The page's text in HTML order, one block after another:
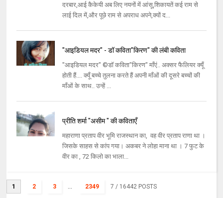
दरबार,आई कैकेयी अब लिए नयनों में आंसू,शिकायतें कई राम से
लाई दिल में,और पूछे राम से अपराध अपने,क्यों द...
"आइडियल मदर" - डॉ कविता"किरण" की लंबी कविता
"आइडियल मदर" ©डॉ कविता"किरण" माँएं.. अक्सर फैलियर क्यूँ
होती हैं.... क्यूँ बच्चे तुलना करते हैं अपनी माँओं की दूसरे बच्चों की
माँओं के साथ.. उन्हें ...
प्रीति शर्मा "असीम " की कविताएँ
महाराणा प्रताप वीर भूमि राजस्थान का, वह वीर प्रताप राणा था ।
जिसके साहस से कांप गया। अकबर ने लोहा माना था । 7 फुट के
वीर का , 72 किलो का भाला...
1 2 3 2349 7 / 16442 POSTS